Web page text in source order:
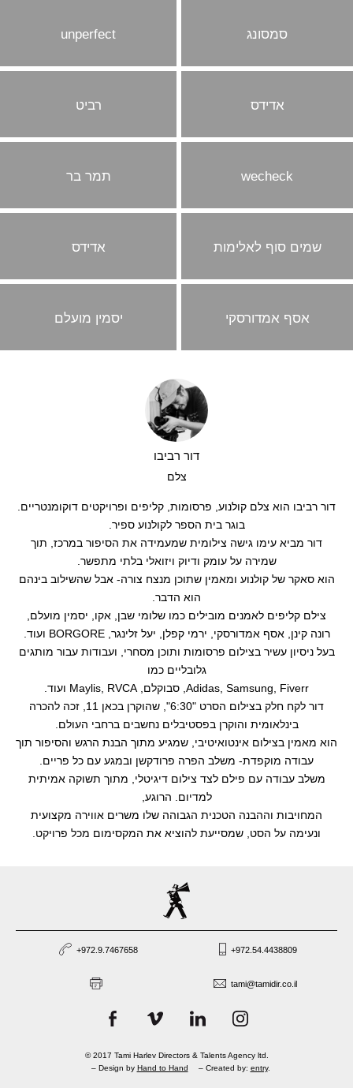
סמסונג unperfect
אדידס רביט
wecheck תמר בר
שמים סוף לאלימות אדידס
אסף אמדורסקי יסמין מועלם
דור רביבו
צלם
דור רביבו הוא צלם קולנוע, פרסומות, קליפים ופרויקטים דוקומנטריים.
בוגר בית הספר לקולנוע ספיר.
דור מביא עימו גישה צילומית שמעמידה את הסיפור במרכז, תוך
שמירה על עומק ודיוק ויזואלי בלתי מתפשר.
הוא סאקר של קולנוע ומאמין שתוכן מנצח צורה- אבל שהשילוב בינהם
הוא הדבר.
צילם קליפים לאמנים מובילים כמו שלומי שבן, אקו, יסמין מועלם,
רונה קינן, אסף אמדורסקי, ירמי קפלן, יעל זלינגר, BORGORE ועוד.
בעל ניסיון עשיר בצילום פרסומות ותוכן מסחרי, ועבודות עבור מותגים
גלובליים כמו
Adidas, Samsung, Fiverr, סבוקלם, Maylis, RVCA ועוד.
דור לקח חלק בצילום הסרט "6:30", שהוקרן בכאן 11, זכה להכרה
בינלאומית והוקרן בפסטיבלים נחשבים ברחבי העולם.
הוא מאמין בצילום אינטואיטיבי, שמגיע מתוך הבנת הרגש והסיפור תוך
עבודה מוקפדת- משלב הפרה פרודקשן ובמגע עם כל פריים.
משלב עבודה עם פילם לצד צילום דיגיטלי, מתוך תשוקה אמיתית
למדיום. הרוגע,
המחויבות וההבנה הטכנית הגבוהה שלו משרים אווירה מקצועית
ונעימה על הסט, שמסייעת להוציא את המקסימום מכל פרויקט.
+972.9.7467658 +972.54.4438809
tami@tamidir.co.il
© 2017 Tami Harlev Directors & Talents Agency ltd.
– Design by Hand to Hand – Created by: entry.